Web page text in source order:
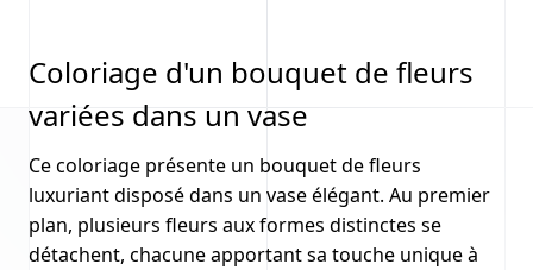
Coloriage d'un bouquet de fleurs
variées dans un vase
Ce coloriage présente un bouquet de fleurs
luxuriant disposé dans un vase élégant. Au premier
plan, plusieurs fleurs aux formes distinctes se
détachent, chacune apportant sa touche unique à